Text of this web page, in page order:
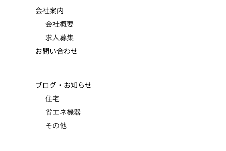
会社案内
会社概要
求人募集
お問い合わせ
ブログ・お知らせ
住宅
省エネ機器
その他